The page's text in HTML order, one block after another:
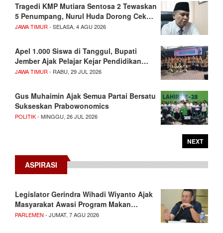
Tragedi KMP Mutiara Sentosa 2 Tewaskan
5 Penumpang, Nurul Huda Dorong Cek…
JAWA TIMUR - SELASA, 4 AGU 2026
Apel 1.000 Siswa di Tanggul, Bupati
Jember Ajak Pelajar Kejar Pendidikan…
JAWA TIMUR - RABU, 29 JUL 2026
Gus Muhaimin Ajak Semua Partai Bersatu
Sukseskan Prabowonomics
POLITIK- MINGGU, 26 JUL 2026
NEXT
ASPIRASI
Legislator Gerindra Wihadi Wiyanto Ajak
Masyarakat Awasi Program Makan…
PARLEMEN - JUMAT, 7 AGU 2026